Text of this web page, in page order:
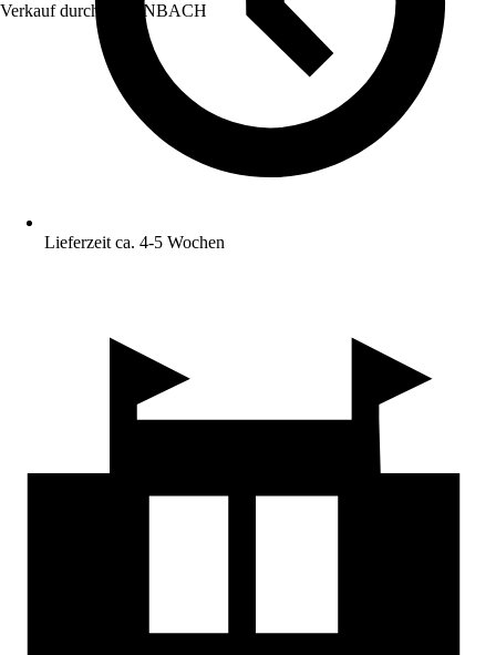
Verkauf durch: HORNBACH
Lieferzeit ca. 4-5 Wochen